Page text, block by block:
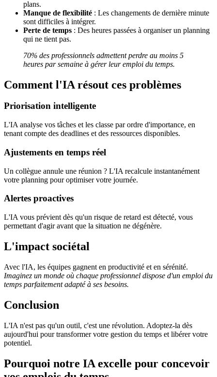
plans.
Manque de flexibilité : Les changements de dernière minute
sont difficiles à intégrer.
Perte de temps : Des heures passées à organiser un planning
qui ne tient pas.
70% des professionnels admettent perdre au moins 5
heures par semaine à gérer leur emploi du temps.
Comment l'IA résout ces problèmes
Priorisation intelligente
L'IA analyse vos tâches et les classe par ordre d'importance, en
tenant compte des deadlines et des ressources disponibles.
Ajustements en temps réel
Un collègue annule une réunion ? L'IA recalcule instantanément
votre planning pour optimiser votre journée.
Alertes proactives
L'IA vous prévient dès qu'un risque de retard est détecté, vous
permettant d'agir avant que la situation ne dégénère.
L'impact sociétal
Avec l'IA, les équipes gagnent en productivité et en sérénité.
Imaginez un monde où chaque professionnel dispose d'un emploi du
temps parfaitement adapté à ses besoins.
Conclusion
L'IA n'est pas qu'un outil, c'est une révolution. Adoptez-la dès
aujourd'hui pour transformer votre gestion du temps et libérer votre
potentiel.
Pourquoi notre IA excelle pour concevoir